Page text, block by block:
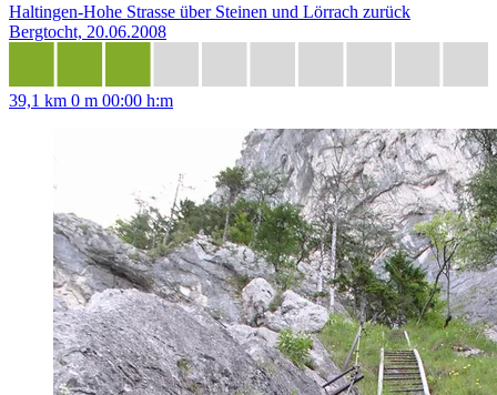
Haltingen-Hohe Strasse über Steinen und Lörrach zurück
Bergtocht, 20.06.2008
39,1 km 0 m 00:00 h:m